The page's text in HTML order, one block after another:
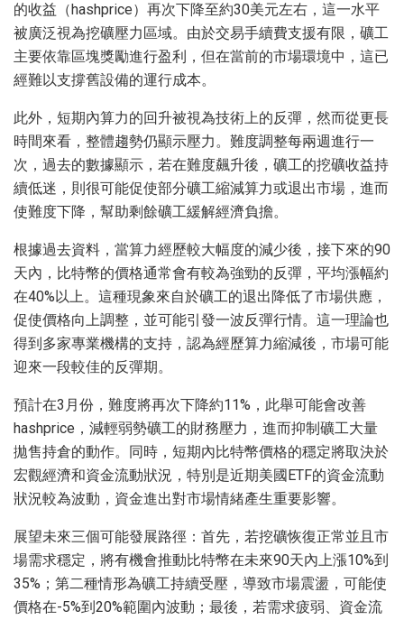
的收益（hashprice）再次下降至約30美元左右，這一水平
被廣泛視為挖礦壓力區域。由於交易手續費支援有限，礦工
主要依靠區塊獎勵進行盈利，但在當前的市場環境中，這已
經難以支撐舊設備的運行成本。
此外，短期內算力的回升被視為技術上的反彈，然而從更長
時間來看，整體趨勢仍顯示壓力。難度調整每兩週進行一
次，過去的數據顯示，若在難度飆升後，礦工的挖礦收益持
續低迷，則很可能促使部分礦工縮減算力或退出市場，進而
使難度下降，幫助剩餘礦工緩解經濟負擔。
根據過去資料，當算力經歷較大幅度的減少後，接下來的90
天內，比特幣的價格通常會有較為強勁的反彈，平均漲幅約
在40%以上。這種現象來自於礦工的退出降低了市場供應，
促使價格向上調整，並可能引發一波反彈行情。這一理論也
得到多家專業機構的支持，認為經歷算力縮減後，市場可能
迎來一段較佳的反彈期。
預計在3月份，難度將再次下降約11%，此舉可能會改善
hashprice，減輕弱勢礦工的財務壓力，進而抑制礦工大量
拋售持倉的動作。同時，短期內比特幣價格的穩定將取決於
宏觀經濟和資金流動狀況，特別是近期美國ETF的資金流動
狀況較為波動，資金進出對市場情緒產生重要影響。
展望未來三個可能發展路徑：首先，若挖礦恢復正常並且市
場需求穩定，將有機會推動比特幣在未來90天內上漲10%到
35%；第二種情形為礦工持續受壓，導致市場震盪，可能使
價格在-5%到20%範圍內波動；最後，若需求疲弱、資金流